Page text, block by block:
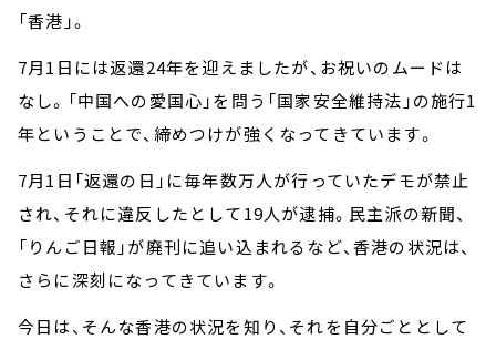
「香港」。
7月1日には返還24年を迎えましたが、お祝いのムードは
なし。「中国への愛国心」を問う「国家安全維持法」の施行1
年ということで、締めつけが強くなってきています。
7月1日「返還の日」に毎年数万人が行っていたデモが禁止
され、それに違反したとして19人が逮捕。民主派の新聞、
「りんご日報」が廃刊に追い込まれるなど、香港の状況は、
さらに深刻になってきています。
今日は、そんな香港の状況を知り、それを自分ごととして